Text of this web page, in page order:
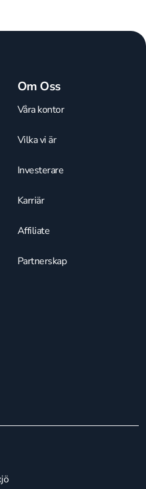
Om Oss
Våra kontor
Vilka vi är
Investerare
Karriär
Affiliate
Partnerskap